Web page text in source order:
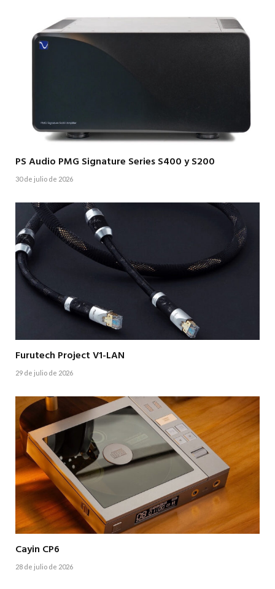
PS Audio PMG Signature Series S400 y S200
30 de julio de 2026
Furutech Project V1-LAN
29 de julio de 2026
Cayin CP6
28 de julio de 2026